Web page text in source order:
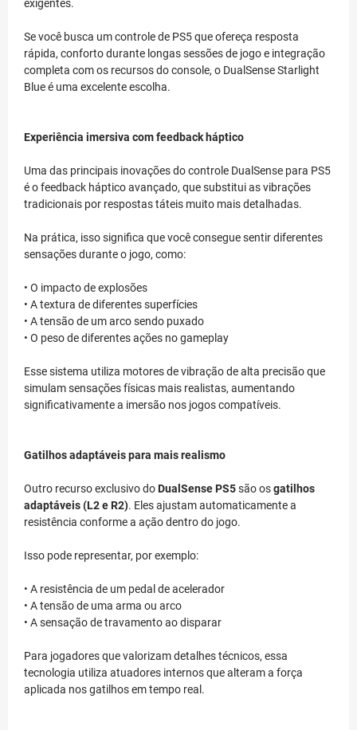
exigentes.
Se você busca um controle de PS5 que ofereça resposta
rápida, conforto durante longas sessões de jogo e integração
completa com os recursos do console, o DualSense Starlight
Blue é uma excelente escolha.
Experiência imersiva com feedback háptico
Uma das principais inovações do controle DualSense para PS5
é o feedback háptico avançado, que substitui as vibrações
tradicionais por respostas táteis muito mais detalhadas.
Na prática, isso significa que você consegue sentir diferentes
sensações durante o jogo, como:
• O impacto de explosões
• A textura de diferentes superfícies
• A tensão de um arco sendo puxado
• O peso de diferentes ações no gameplay
Esse sistema utiliza motores de vibração de alta precisão que
simulam sensações físicas mais realistas, aumentando
significativamente a imersão nos jogos compatíveis.
Gatilhos adaptáveis para mais realismo
Outro recurso exclusivo doDualSense PS5são osgatilhos
adaptáveis (L2 e R2). Eles ajustam automaticamente a
resistência conforme a ação dentro do jogo.
Isso pode representar, por exemplo:
• A resistência de um pedal de acelerador
• A tensão de uma arma ou arco
• A sensação de travamento ao disparar
Para jogadores que valorizam detalhes técnicos, essa
tecnologia utiliza atuadores internos que alteram a força
aplicada nos gatilhos em tempo real.